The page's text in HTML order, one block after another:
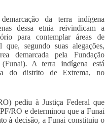
da terra indígena
dessa etnia reivindicam a
para contemplar áreas de
que, segundo suas alegações,
demarcada pela Fundação
A terra indígena está
do distrito de Extrema, no
pediu à Justiça Federal que
RO e determinou que a Funai
à decisão, a Funai constituiu o